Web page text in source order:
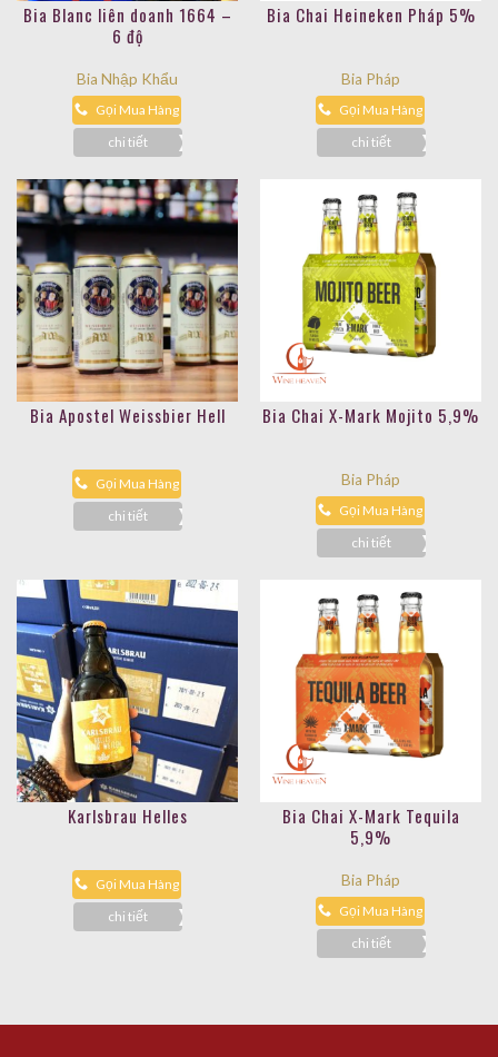
Bia Blanc liên doanh 1664 –
6 độ
Bia Nhập Khẩu
Gọi Mua Hàng
chi tiết
Bia Chai Heineken Pháp 5%
Bia Pháp
Gọi Mua Hàng
chi tiết
Bia Apostel Weissbier Hell
Gọi Mua Hàng
chi tiết
Bia Chai X-Mark Mojito 5,9%
Bia Pháp
Gọi Mua Hàng
chi tiết
Karlsbrau Helles
Gọi Mua Hàng
chi tiết
Bia Chai X-Mark Tequila
5,9%
Bia Pháp
Gọi Mua Hàng
chi tiết